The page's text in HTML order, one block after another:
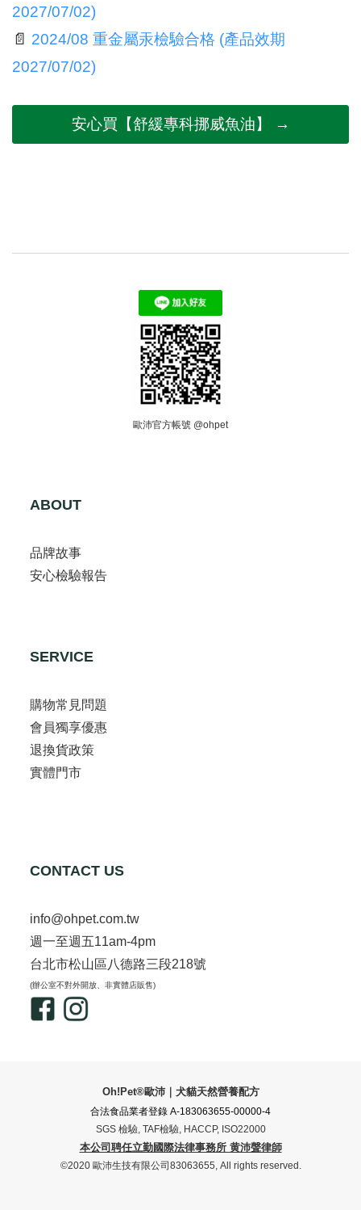
2027/07/02)
📄 2024/08 重金屬汞檢驗合格 (產品效期
2027/07/02)
安心買【舒緩專科挪威魚油】 →
歐沛官方帳號 @ohpet
ABOUT
品牌故事
安心檢驗報告
SERVICE
購物常見問題
會員獨享優惠
退換貨政策
實體門市
CONTACT US
info@ohpet.com.tw
週一至週五11am-4pm
台北市松山區八德路三段218號
(辦公室不對外開放、非實體店販售)
Oh!Pet®歐沛｜犬貓天然營養配方
合法食品業者登錄 A-183063655-00000-4
SGS 檢驗, TAF檢驗, HACCP, ISO22000
本公司聘任立勤國際法律事務所 黄沛聲律師
©2020 歐沛生技有限公司83063655, All rights reserved.